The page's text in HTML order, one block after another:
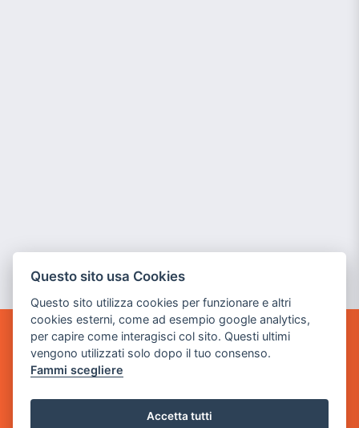
GAME WARP
BY POWER GAME SRL
Sede Legale
via Villaggio dei Platani, 3
Questo sito usa Cookies
Questo sito utilizza cookies per funzionare e altri
cookies esterni, come ad esempio google analytics,
per capire come interagisci col sito. Questi ultimi
vengono utilizzati solo dopo il tuo consenso.
Fammi scegliere
Accetta tutti